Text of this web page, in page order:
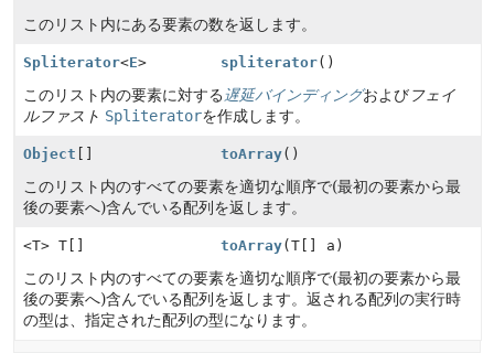
このリスト内にある要素の数を返します。
Spliterator<E> spliterator()
このリスト内の要素に対する遅延バインディングおよびフェイ
ルファスト Spliteratorを作成します。
Object toArray()
このリスト内のすべての要素を適切な順序で(最初の要素から最
後の要素へ)含んでいる配列を返します。
<T> T[] toArray(T[] a)
このリスト内のすべての要素を適切な順序で(最初の要素から最
後の要素へ)含んでいる配列を返します。返される配列の実行時
の型は、指定された配列の型になります。